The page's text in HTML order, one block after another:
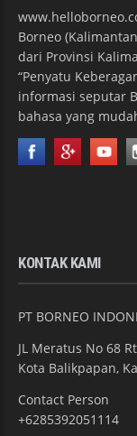
Borneo
dari Provinsi
“Penyatu
informasi seputar
bahasa yang
KONTAK KAMI
PT BORNEO
JL Meratus No 68
Kota Balikpapan,
Contact Person
+6285392051114